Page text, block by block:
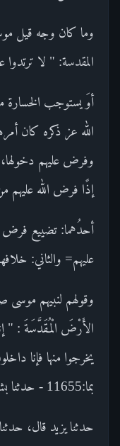
وما كان وجه قيل
المقدسة: " لا ترتدوا
أوَ يستوجب
الله عز ذكره كان
إذًا فرض الله عليهم
أحدُهما: تضييع فرض
عليهم= والثاني:
وقولهم لنبيهم موسى
الأَرْضَ الْمُقَدَّسَةَ : "
يخرجوا منها فإنا
بما:11655 - حدثنا بشر قال،
حدثنا يزيد قال،